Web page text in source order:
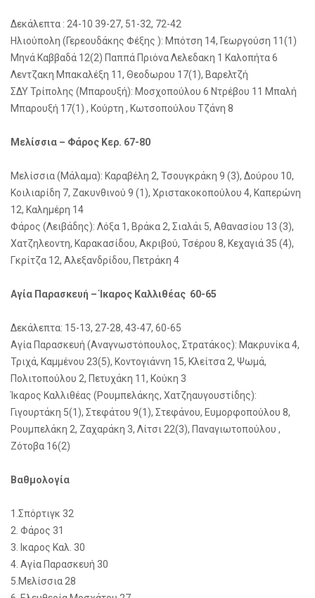
Δεκάλεπτα : 24-10 39-27, 51-32, 72-42
Hλιούπολη (Γερεουδάκης Φέξης ): Μπότση 14, Γεωργούση 11(1)
Μηνά Καββαδά 12(2) Παππά Πριόνα Λελεδακη 1 Καλοπήτα 6
Λεντζακη Μπακαλέξη 11, Θεοδωρου 17(1), Βαρελτζή
ΣΔΥ Τρίπολης (Μπαρουξή): Μοσχοπούλου 6 Ντρέβου 11 Μπαλή
Μπαρουξή 17(1) , Κούρτη , Κωτσοπούλου Τζάνη 8
Μελίσσια – Φάρος Κερ. 67-80
Μελίσσια (Μάλαμα): Καραβέλη 2, Τσουγκράκη 9 (3), Δούρου 10,
Κοιλιαρίδη 7, Ζακυνθινού 9 (1), Χριστακοκοπούλου 4, Καπερώνη
12, Καλημέρη 14
Φάρος (Λειβάδης): Λόξα 1, Βράκα 2, Σιαλάι 5, Αθανασίου 13 (3),
Χατζηλεοντη, Καρακασίδου, Ακριβού, Τσέρου 8, Κεχαγιά 35 (4),
Γκρίτζα 12, Αλεξανδρίδου, Πετράκη 4
Αγία Παρασκευή – Ίκαρος Καλλιθέας 60-65
Δεκάλεπτα: 15-13, 27-28, 43-47, 60-65
Αγία Παρασκευή (Αναγνωστόπουλος, Στρατάκος): Μακρυνίκα 4,
Τριχά, Καμμένου 23(5), Κοντογιάννη 15, Κλείτσα 2, Ψωμά,
Πολιτοπούλου 2, Πετυχάκη 11, Κούκη 3
Ίκαρος Καλλιθέας (Ρουμπελάκης, Χατζηαυγουστίδης):
Γιγουρτάκη 5(1), Στεφάτου 9(1), Στεφάνου, Ευμορφοπούλου 8,
Ρουμπελάκη 2, Ζαχαράκη 3, Λίτσι 22(3), Παναγιωτοπούλου ,
Ζότοβα 16(2)
Βαθμολογία
1.Σπόρτιγκ 32
2. Φάρος 31
3. Ικαρος Καλ. 30
4. Αγία Παρασκευή 30
5.Μελίσσια 28